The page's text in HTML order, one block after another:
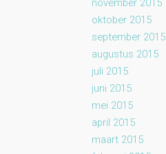
november 2015
oktober 2015
september 2015
augustus 2015
juli 2015
juni 2015
mei 2015
april 2015
maart 2015